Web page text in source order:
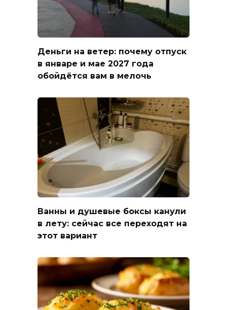
Деньги на ветер: почему отпуск
в январе и мае 2027 года
обойдётся вам в мелочь
Ванны и душевые боксы канули
в лету: сейчас все переходят на
этот вариант